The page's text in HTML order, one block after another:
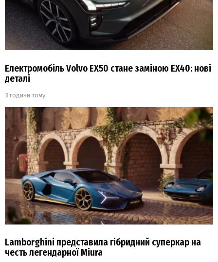
Електромобіль Volvo EX50 стане заміною EX40: нові
деталі
3 години тому
Lamborghini представила гібридний суперкар на
честь легендарної Miura